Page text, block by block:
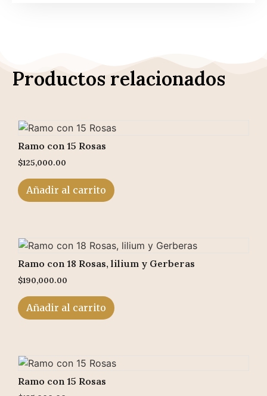
Productos relacionados
Ramo con 15 Rosas
$125,000.00
Añadir al carrito
Ramo con 18 Rosas, lilium y Gerberas
$190,000.00
Añadir al carrito
Ramo con 15 Rosas